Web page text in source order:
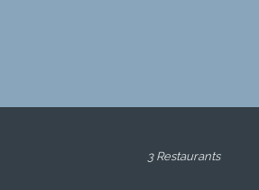
3 Restaurants